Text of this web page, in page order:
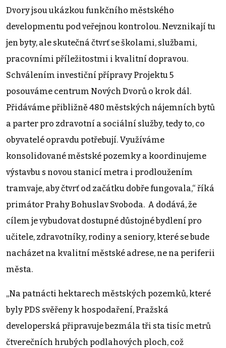
Dvory jsou ukázkou funkčního městského
developmentu pod veřejnou kontrolou. Nevznikají tu
jen byty, ale skutečná čtvrť se školami, službami,
pracovními příležitostmi i kvalitní dopravou.
Schválením investiční přípravy Projektu 5
posouváme centrum Nových Dvorů o krok dál.
Přidáváme přibližně 480 městských nájemních bytů
a parter pro zdravotní a sociální služby, tedy to, co
obyvatelé opravdu potřebují. Využíváme
konsolidované městské pozemky a koordinujeme
výstavbu s novou stanicí metra i prodloužením
tramvaje, aby čtvrť od začátku dobře fungovala,“ říká
primátor Prahy Bohuslav Svoboda. A dodává, že
cílem je vybudovat dostupné důstojné bydlení pro
učitele, zdravotníky, rodiny a seniory, které se bude
nacházet na kvalitní městské adrese, ne na periferii
města.
„Na patnácti hektarech městských pozemků, které
byly PDS svěřeny k hospodaření, Pražská
developerská připravuje bezmála tři sta tisíc metrů
čtverečních hrubých podlahových ploch, což